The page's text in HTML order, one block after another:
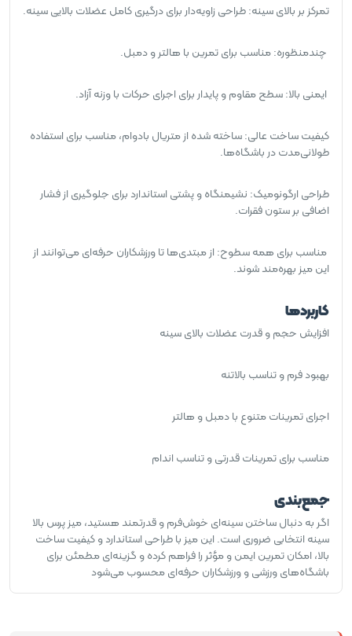
تمرکز بر بالای سینه: طراحی زاویه‌دار برای درگیری کامل عضلات بالایی سینه.
چندمنظوره: مناسب برای تمرین با هالتر و دمبل.
ایمنی بالا: سطح مقاوم و پایدار برای اجرای حرکات با وزنه آزاد.
کیفیت ساخت عالی: ساخته شده از متریال بادوام، مناسب برای استفاده
طولانی‌مدت در باشگاه‌ها.
طراحی ارگونومیک: نشیمنگاه و پشتی استاندارد برای جلوگیری از فشار
اضافی بر ستون فقرات.
مناسب برای همه سطوح: از مبتدی‌ها تا ورزشکاران حرفه‌ای می‌توانند از
این میز بهره‌مند شوند.
کاربردها
افزایش حجم و قدرت عضلات بالای سینه
بهبود فرم و تناسب بالاتنه
اجرای تمرینات متنوع با دمبل و هالتر
مناسب برای تمرینات قدرتی و تناسب اندام
جمع‌بندی
اگر به دنبال ساختن سینه‌ای خوش‌فرم و قدرتمند هستید، میز پرس بالا
سینه انتخابی ضروری است. این میز با طراحی استاندارد و کیفیت ساخت
بالا، امکان تمرین ایمن و مؤثر را فراهم کرده و گزینه‌ای مطمئن برای
باشگاه‌های ورزشی و ورزشکاران حرفه‌ای محسوب می‌شود